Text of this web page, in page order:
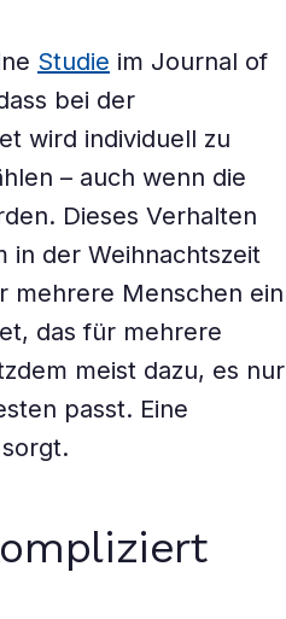
Studie im Journal of
bei der
wird individuell zu
– auch wenn die
Dieses Verhalten
in der Weihnachtszeit
mehrere Menschen ein
das für mehrere
meist dazu, es nur
passt. Eine